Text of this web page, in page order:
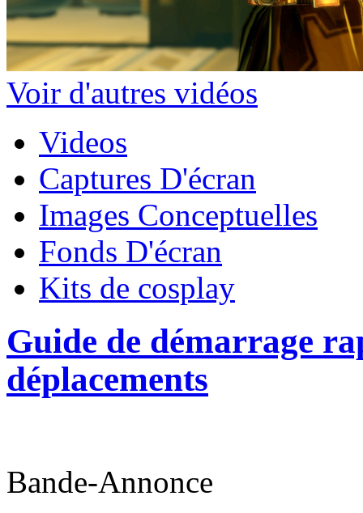
Voir d'autres vidéos
Videos
Captures D'écran
Images Conceptuelles
Fonds D'écran
Kits de cosplay
Guide de démarrage
déplacements
Bande-Annonce